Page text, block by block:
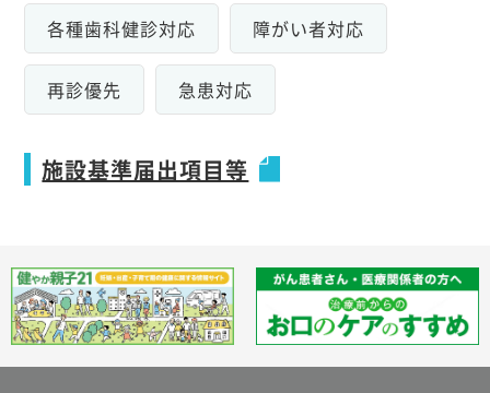
各種歯科健診対応 障がい者対応
再診優先 急患対応
施設基準届出項目等